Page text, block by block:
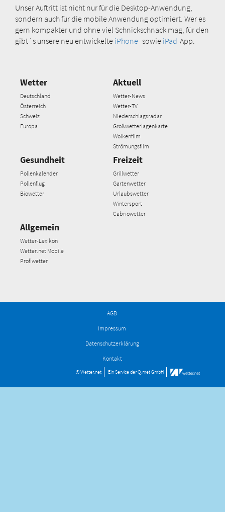
Unser Auftritt ist nicht nur für die Desktop-Anwendung,
sondern auch für die mobile Anwendung optimiert. Wer es
gern kompakter und ohne viel Schnickschnack mag, für den
gibt´s unsere neu entwickelte iPhone- sowie iPad-App.
Wetter
Deutschland
Österreich
Schweiz
Europa
Aktuell
Wetter-News
Wetter-TV
Niederschlagsradar
Großwetterlagenkarte
Wolkenfilm
Strömungsfilm
Gesundheit
Pollenkalender
Pollenflug
Biowetter
Freizeit
Grillwetter
Gartenwetter
Urlaubswetter
Wintersport
Cabriowetter
Allgemein
Wetter-Lexikon
Wetter.net Mobile
Profiwetter
AGB
Impressum
Datenschutzerklärung
Kontakt
© Wetter.net Ein Service derQ.met GmbH